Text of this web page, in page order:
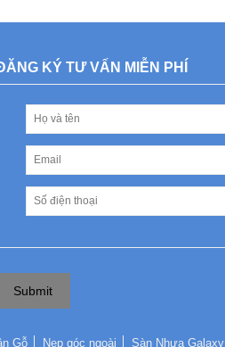
KÝ TƯ VẤN MIỄN PHÍ
Submit
Gỗ Nẹp góc ngoài Sàn Nhựa Galaxy